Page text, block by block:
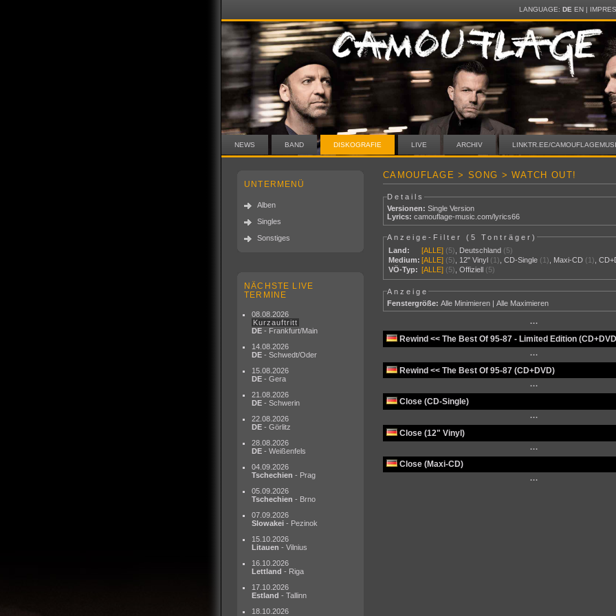
LANGUAGE: DE EN|
NEWS BAND DISKOGRAFIE LIVE ARCHIV LINKTR.EE/
UNTERMENÜ
Alben
Singles
Sonstiges
NÄCHSTE LIVE
TERMINE
08.08.2026
Kurzauftritt
DE - Frankfurt/Main
14.08.2026
DE - Schwedt/Oder
15.08.2026
DE - Gera
21.08.2026
DE - Schwerin
22.08.2026
DE - Görlitz
28.08.2026
DE - Weißenfels
04.09.2026
Tschechien - Prag
05.09.2026
Tschechien - Brno
07.09.2026
Slowakei - Pezinok
15.10.2026
Litauen - Vilnius
16.10.2026
Lettland - Riga
17.10.2026
Estland - Tallinn
18.10.2026
CAMOUFLAGE > SONG > WATCH OUT!
Details
Versionen: Single Version
Lyrics: camouflage-music.com/lyrics66
Anzeige-Filter (5 Tonträger)
Land:
[ALLE] (5) Deutschland (5)
Medium: [ALLE] (5) 12" Vinyl (1) ,CD-Single (1) Maxi-CD (1) ,
VÖ-Typ: [ALLE] (5) ,Offiziell (5)
Anzeige
Fenstergröße: Alle Minimieren |Alle Maximieren
···
Rewind << The Best Of 95-87 - Limited Edition
···
Rewind << The Best Of 95-87 (CD+DVD)
···
Close (CD-Single)
···
Close (12" Vinyl)
···
Close (Maxi-CD)
···